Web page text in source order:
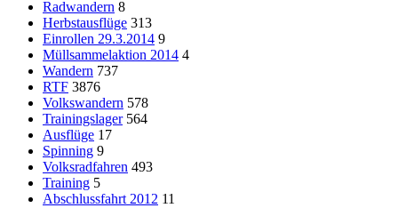
Radwandern 8
Herbstausflüge 313
Einrollen 29.3.2014 9
Müllsammelaktion 2014 4
Wandern 737
RTF 3876
Volkswandern 578
Trainingslager 564
Ausflüge 17
Spinning 9
Volksradfahren 493
Training 5
Abschlussfahrt 2012 11